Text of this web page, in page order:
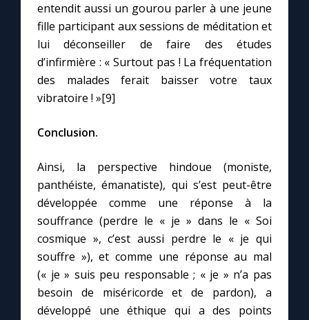
entendit aussi un gourou parler à une jeune
fille participant aux sessions de méditation et
lui déconseiller de faire des études
d’infirmière : « Surtout pas ! La fréquentation
des malades ferait baisser votre taux
vibratoire ! »[9]
Conclusion.
Ainsi, la perspective hindoue (moniste,
panthéiste, émanatiste), qui s’est peut-être
développée comme une réponse à la
souffrance (perdre le « je » dans le « Soi
cosmique », c’est aussi perdre le « je qui
souffre »), et comme une réponse au mal
(« je » suis peu responsable ; « je » n’a pas
besoin de miséricorde et de pardon), a
développé une éthique qui a des points